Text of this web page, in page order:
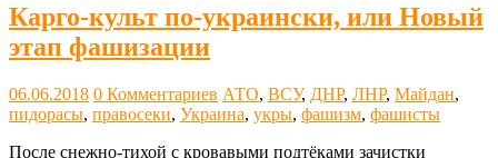
Карго-культ по-украински, или Новый
этап фашизации
06.06.2018 0 Комментариев АТО, ВСУ, ДНР, ЛНР, Майдан,
пидорасы, правосеки, Украина, укры, фашизм, фашисты
После снежно-тихой с кровавыми подтёками зачистки